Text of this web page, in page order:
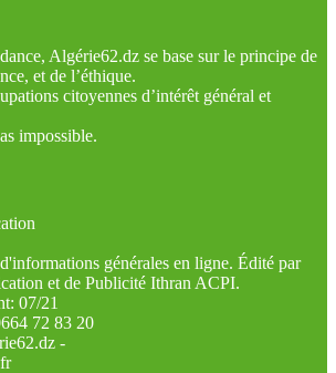
Algérie62.dz se base sur le principe de
et de l’éthique.
citoyennes d’intérêt général et
impossible.
générales en ligne. Édité par
et de Publicité Ithran ACPI.
07/21
72 83 20
-